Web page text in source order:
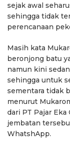
sejak awal
sehingga tidak
perencanaan
Masih kata
beronjong batu
namun kini
sehingga untuk
sementara tidak
menurut
dari PT Pajar
jembatan
WhatshApp.